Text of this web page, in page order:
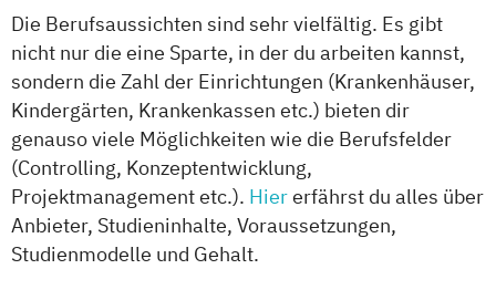
Die Berufsaussichten sind sehr vielfältig. Es gibt
nicht nur die eine Sparte, in der du arbeiten kannst,
sondern die Zahl der Einrichtungen (Krankenhäuser,
Kindergärten, Krankenkassen etc.) bieten dir
genauso viele Möglichkeiten wie die Berufsfelder
(Controlling, Konzeptentwicklung,
Projektmanagement etc.). Hiererfährst du alles über
Anbieter, Studieninhalte, Voraussetzungen,
Studienmodelle und Gehalt.